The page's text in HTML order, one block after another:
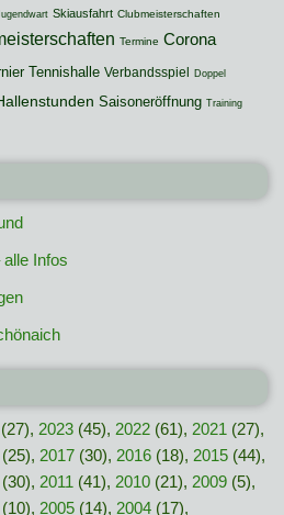
Skiausfahrt Clubmeisterschaften
Termine Corona
Tennishalle Verbandsspiel Doppel
Saisoneröffnung Training
Infos
(27), 2023 (45), 2022 (61), 2021 (27),
(25), 2017 (30), 2016 (18), 2015 (44),
(30), 2011 (41), 2010 (21), 2009 (5),
(10), 2005 (14), 2004 (17),